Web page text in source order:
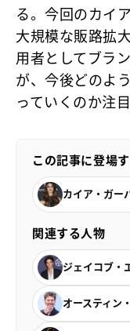
る。今回のカイ
大規模な販路拡
用者としてブラ
が、今後どのよ
っていくのか注
この記事に登場
カイア・ガー
関連する人物
ジェイコブ・
オースティン